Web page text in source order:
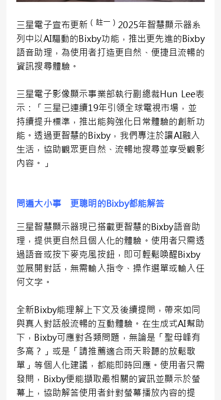
三星電子宣布更新 （註一） 2025年智慧顯示器系
列中以AI驅動的Bixby功能，推出更先進的Bixby
語音助理，為使用者打造更自然、便捷且流暢的
資訊搜尋體驗。
三星電子影像顯示事業部執行副總裁Hun Lee表
示：「三星已連續19年引領全球電視市場，並
持續提升標準，推出能夠強化日常體驗的創新功
能。透過更智慧的Bixby，我們專注於讓AI融入
生活，協助觀眾更自然、流暢地搜尋並享受觀影
內容。」
問遍大小事 更聰明的Bixby都能解答
三星智慧顯示器現已搭載更智慧的Bixby語音助
理，提供更自然且個人化的體驗。使用者只需透
過語音或按下麥克風按鈕，即可輕鬆喚醒Bixby
並展開對話，無需輸入指令、操作選單或輸入任
何文字。
全新Bixby能理解上下文及後續提問，帶來如同
與真人對話般流暢的互動體驗。在生成式AI幫助
下，Bixby可應對各類問題，無論是「聖母峰有
多高？」或是「請推薦適合雨天聆聽的放鬆歌
單」等個人化建議，都能即時回應。使用者只需
發問，Bixby便能擷取最相關的資訊並顯示於螢
幕上，協助解答使用者針對螢幕播放內容的提